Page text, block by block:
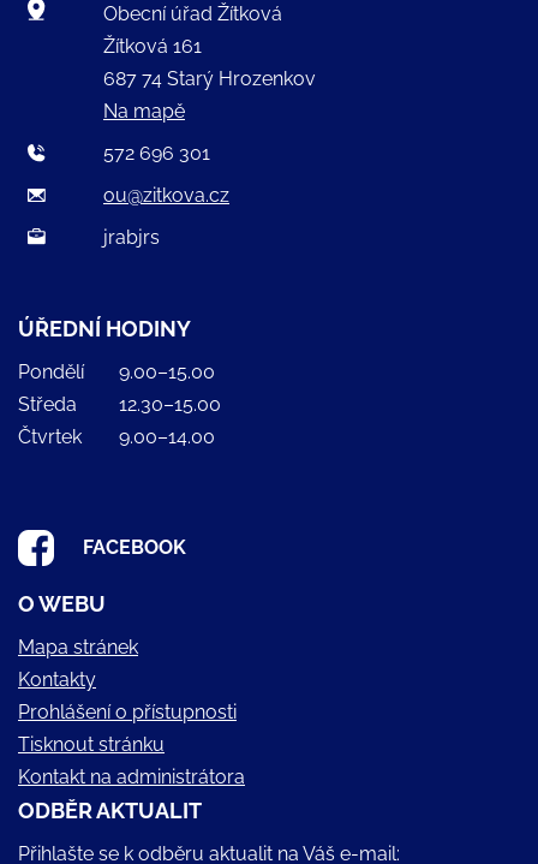
Obecní úřad Žítková
Žítková 161
687 74 Starý Hrozenkov
Na mapě
572 696 301
ou@zitkova.cz
jrabjrs
ÚŘEDNÍ HODINY
Pondělí
9.00–15.00
Středa
12.30–15.00
Čtvrtek
9.00–14.00
FACEBOOK
O WEBU
Mapa stránek
Kontakty
Prohlášení o přístupnosti
Tisknout stránku
Kontakt na administrátora
ODBĚR AKTUALIT
Přihlašte se k odběru aktualit na Váš e-mail: